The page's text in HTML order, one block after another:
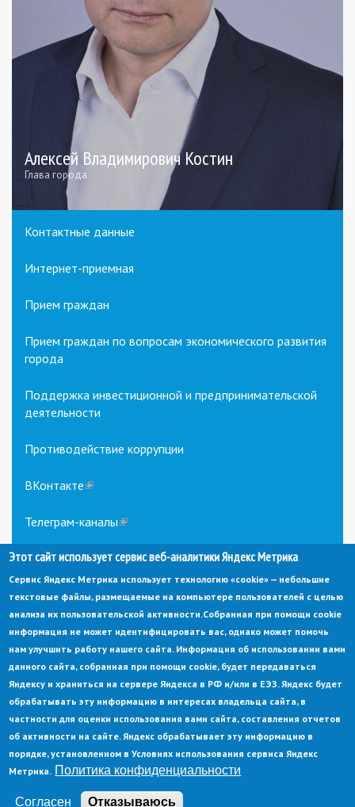
Алексей Владимирович Костин
Глава города
Контактные данные
Интернет-приемная
Прием граждан
Прием граждан по вопросам экономического развития
города
Поддержка инвестиционной и предпринимательской
деятельности
Противодействие коррупции
ВКонтакте(link
external)
Телеграм-каналы(link
external)
© Администрация города Заречный
Электронная почта:
adm@zarechny.zato.ru
sends
e-
mail)
Пензенская обл, г. Заречный, пр-кт. 30-летия Победы, д. 27, 442960
При публикации материалов сайта ссылка на источник обязательна.
Политика конфиденциальности Ссылка на старый сайт
Этот сайт использует сервис веб-аналитики Яндекс Метрика
Сервис Яндекс Метрика использует технологию «cookie» — небольшие
текстовые файлы, размещаемые на компьютере пользователей с целью
анализа их пользовательской активности.Собранная при помощи cookie
информация не может идентифицировать вас, однако может помочь
нам улучшить работу нашего сайта. Информация об использовании вами
данного сайта, собранная при помощи cookie, будет передаваться
Яндексу и храниться на сервере Яндекса в РФ и/или в ЕЭЗ. Яндекс будет
обрабатывать эту информацию в интересах владельца сайта, в
частности для оценки использования вами сайта, составления отчетов
об активности на сайте. Яндекс обрабатывает эту информацию в
порядке, установленном в Условиях использования сервиса Яндекс
Метрика. Политика конфиденциальности
Согласен Отказываюсь